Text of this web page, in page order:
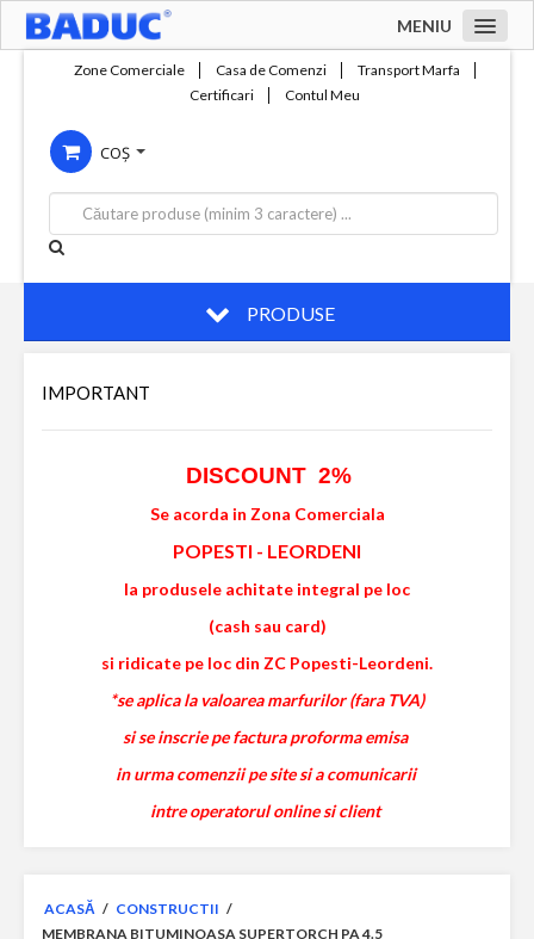
MENIU
Compania
Servicii
Productie
Contact
Zone Comerciale Casa de Comenzi
Transport Marfa
Certificari
Contul Meu
COȘ
PRODUSE
IMPORTANT
DISCOUNT 2%
Se acorda in Zona Comerciala
POPESTI - LEORDENI
la produsele achitate integral pe loc
(cash sau card)
si ridicate pe loc din ZC Popesti-Leordeni.
*se aplica la valoarea marfurilor (fara TVA)
si se inscrie pe factura proforma emisa
in urma comenzii pe site si a comunicarii
intre operatorul online si client
ACASĂ / CONSTRUCTII /
MEMBRANA BITUMINOASA SUPERTORCH PA 4.5